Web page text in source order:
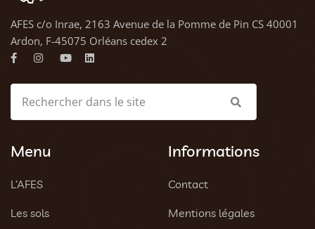
AFES c/o Inrae, 2163 Avenue de la Pomme de Pin CS 40001
Ardon, F-45075 Orléans cedex 2
Menu
L’AFES
Les sols
Informations
Contact
Mentions légales